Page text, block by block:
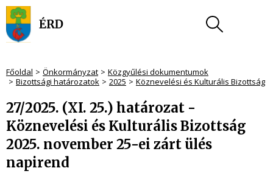
Főoldal Önkormányzat
Közgyűlési dokumentumok
Bizottsági határozatok
2025 Köznevelési és Kulturális Bizottság
27/2025. (XI. 25.) határozat -
Köznevelési és Kulturális Bizottság
2025. november 25-ei zárt ülés
napirend